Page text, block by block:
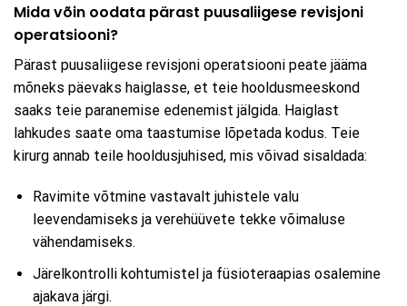
Mida võin oodata pärast puusaliigese revisjoni
operatsiooni?
Pärast puusaliigese revisjoni operatsiooni peate jääma
mõneks päevaks haiglasse, et teie hooldusmeeskond
saaks teie paranemise edenemist jälgida. Haiglast
lahkudes saate oma taastumise lõpetada kodus. Teie
kirurg annab teile hooldusjuhised, mis võivad sisaldada:
Ravimite võtmine vastavalt juhistele valu
leevendamiseks ja verehüüvete tekke võimaluse
vähendamiseks.
Järelkontrolli kohtumistel ja füsioteraapias osalemine
ajakava järgi.